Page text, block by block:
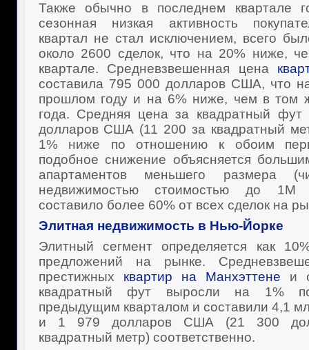
Также обычно в последнем квартале
сезонная низкая активность
квартал не стал исключением, всего
около 2600 сделок, что на 20% ниже,
квартале. Средневзвешенная цена
составила 795 000 долларов США, что
прошлом году и на 6% ниже, чем в том
года. Средняя цена за квадратный фут
долларов США (11 200 за квадратный
1% ниже по отношению к обоим
подобное снижение объясняется
апартаментов меньшего размера
недвижимостью стоимостью до
составило более 60% от всех сделок на
Элитная недвижимость в Нью-Йорке
Элитный сегмент определяется как
предложений на рынке.
престижных квартир на Манхэттене и
квадратный фут выросли на 1%
предыдущим кварталом и составили 4,1
и 1 979 долларов США (21 300
квадратный метр) соответственно.